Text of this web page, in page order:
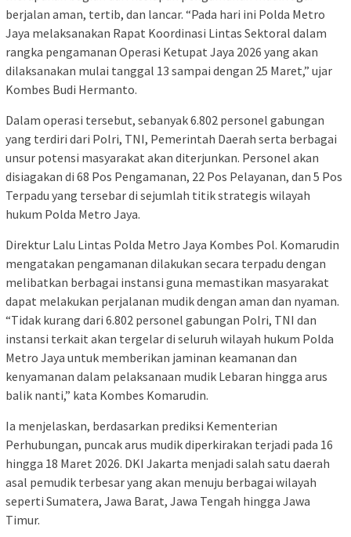
berjalan aman, tertib, dan lancar. “Pada hari ini Polda Metro
Jaya melaksanakan Rapat Koordinasi Lintas Sektoral dalam
rangka pengamanan Operasi Ketupat Jaya 2026 yang akan
dilaksanakan mulai tanggal 13 sampai dengan 25 Maret,” ujar
Kombes Budi Hermanto.
Dalam operasi tersebut, sebanyak 6.802 personel gabungan
yang terdiri dari Polri, TNI, Pemerintah Daerah serta berbagai
unsur potensi masyarakat akan diterjunkan. Personel akan
disiagakan di 68 Pos Pengamanan, 22 Pos Pelayanan, dan 5 Pos
Terpadu yang tersebar di sejumlah titik strategis wilayah
hukum Polda Metro Jaya.
Direktur Lalu Lintas Polda Metro Jaya Kombes Pol. Komarudin
mengatakan pengamanan dilakukan secara terpadu dengan
melibatkan berbagai instansi guna memastikan masyarakat
dapat melakukan perjalanan mudik dengan aman dan nyaman.
“Tidak kurang dari 6.802 personel gabungan Polri, TNI dan
instansi terkait akan tergelar di seluruh wilayah hukum Polda
Metro Jaya untuk memberikan jaminan keamanan dan
kenyamanan dalam pelaksanaan mudik Lebaran hingga arus
balik nanti,” kata Kombes Komarudin.
Ia menjelaskan, berdasarkan prediksi Kementerian
Perhubungan, puncak arus mudik diperkirakan terjadi pada 16
hingga 18 Maret 2026. DKI Jakarta menjadi salah satu daerah
asal pemudik terbesar yang akan menuju berbagai wilayah
seperti Sumatera, Jawa Barat, Jawa Tengah hingga Jawa
Timur.